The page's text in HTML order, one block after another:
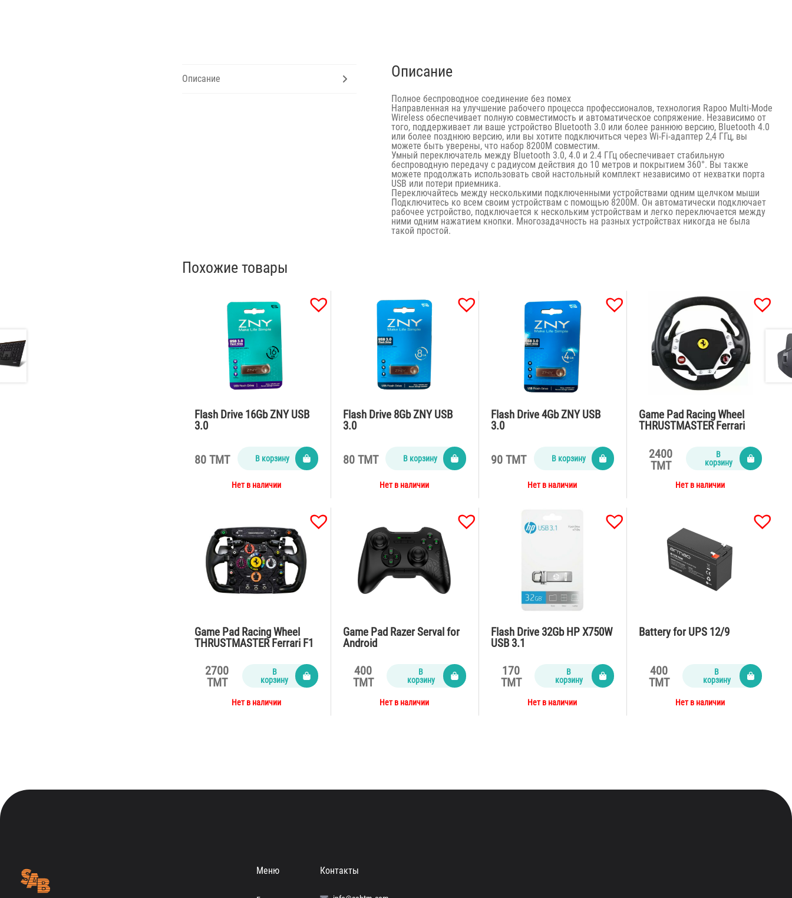
Описание Описание
Полное беспроводное соединение без помех
Направленная на улучшение рабочего процесса профессионалов, технология Rapoo Multi-Mode
Wireless обеспечивает полную совместимость и автоматическое сопряжение. Независимо от
того, поддерживает ли ваше устройство Bluetooth 3.0 или более раннюю версию, Bluetooth 4.0
или более позднюю версию, или вы хотите подключиться через Wi-Fi-адаптер 2,4 ГГц, вы
можете быть уверены, что набор 8200M совместим.
Умный переключатель между Bluetooth 3.0, 4.0 и 2.4 ГГц обеспечивает стабильную
беспроводную передачу с радиусом действия до 10 метров и покрытием 360°. Вы также
можете продолжать использовать свой настольный комплект независимо от нехватки порта
USB или потери приемника.
Переключайтесь между несколькими подключенными устройствами одним щелчком мыши
Подключитесь ко всем своим устройствам с помощью 8200M. Он автоматически подключает
рабочее устройство, подключается к нескольким устройствам и легко переключается между
ними одним нажатием кнопки. Многозадачность на разных устройствах никогда не была
такой простой.
Похожие товары
Flash Drive 16Gb ZNY USB
3.0
80 TMT В корзину
Нет в наличии
Flash Drive 8Gb ZNY USB
3.0
80 TMT В корзину
Нет в наличии
Flash Drive 4Gb ZNY USB
3.0
90 TMT В корзину
Нет в наличии
Game Pad Racing Wheel
THRUSTMASTER Ferrari
2400
TMT
В
корзину
Нет в наличии
Game Pad Racing Wheel
THRUSTMASTER Ferrari F1
2700
TMT
В
корзину
Нет в наличии
Game Pad Razer Serval for
Android
400
TMT
В
корзину
Нет в наличии
Flash Drive 32Gb HP X750W
USB 3.1
170
TMT
В
корзину
Нет в наличии
Battery for UPS 12/9
400
TMT
В
корзину
Нет в наличии
Меню Контакты